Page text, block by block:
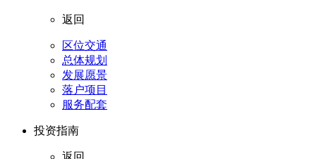
返回
区位交通
总体规划
发展愿景
落户项目
服务配套
投资指南
返回